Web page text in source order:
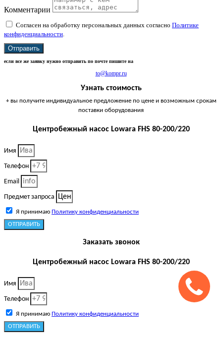
Комментарии
Согласен на обработку персональных данных согласно Политике
конфиденциальности.
Отправить
если все же заявку нужно отправить по почте пишите на
to@kompr.ru
Узнать стоимость
+ вы получите индивидуальное предложение по цене и возможным срокам
поставки оборудования
Центробежный насос Lowara FHS 80-200/220
Имя
Телефон
Email
Предмет запроса
Я принимаю Политику конфиденциальности
ОТПРАВИТЬ
Заказать звонок
Центробежный насос Lowara FHS 80-200/220
Имя
Телефон
Я принимаю Политику конфиденциальности
ОТПРАВИТЬ